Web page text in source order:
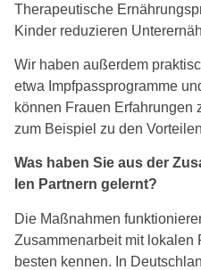
Therapeutische
Kinder redu­zie­ren
Wir haben außer­dem
etwa Impfpassprogramme
kön­nen Frauen Erfahrungen
zum Beispiel zu den
Was haben Sie aus der
len Partnern gelernt?
Die Maßnahmen
Zusammenarbeit mit loka­len
bes­ten ken­nen. In